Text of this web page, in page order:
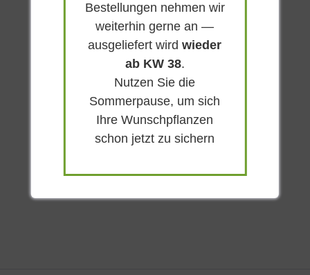
Bestellungen nehmen wir
weiterhin gerne an —
ausgeliefert wirdwieder
ab KW 38.
Nutzen Sie die
Sommerpause, um sich
Ihre Wunschpflanzen
schon jetzt zu sichern